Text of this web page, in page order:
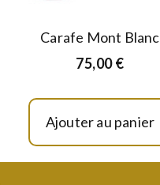
Carafe Mont Blanc
75,00€
Ajouter au panier